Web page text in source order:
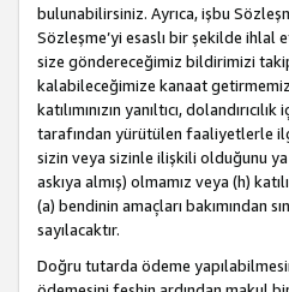
bulunabilirsiniz. Ayrıca, işbu
Sözleşme’yi esaslı bir şekilde
size göndereceğimiz bildirimizi
kalabileceğimize kanaat getirmemiz;
katılımınızın yanıltıcı,
tarafından yürütülen faaliyetlerle
sizin veya sizinle ilişkili olduğunu
askıya almış) olmamız veya (h)
(a) bendinin amaçları bakımından
sayılacaktır.
Doğru tutarda ödeme